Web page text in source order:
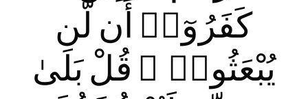
كَفَرُوٓا۟ أَن لَّن
يُبْعَثُوا۟ ۚ قُلْ بَلَىٰ